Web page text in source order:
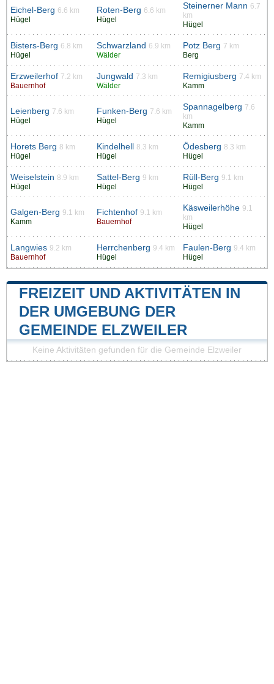
Eichel-Berg 6.6 km
Hügel
Roten-Berg 6.6 km
Hügel
Steinerner Mann 6.7
km
Hügel
Bisters-Berg 6.8 km
Hügel
Schwarzland 6.9 km
Wälder
Potz Berg 7 km
Berg
Erzweilerhof 7.2 km
Bauernhof
Jungwald 7.3 km
Wälder
Remigiusberg 7.4 km
Kamm
Leienberg 7.6 km
Hügel
Funken-Berg 7.6 km
Hügel
Spannagelberg 7.6
km
Kamm
Horets Berg 8 km
Hügel
Kindelhell 8.3 km
Hügel
Ödesberg 8.3 km
Hügel
Weiselstein 8.9 km
Hügel
Sattel-Berg 9 km
Hügel
Rüll-Berg 9.1 km
Hügel
Galgen-Berg 9.1 km
Kamm
Fichtenhof 9.1 km
Bauernhof
Käsweilerhöhe 9.1
km
Hügel
Langwies 9.2 km
Bauernhof
Herrchenberg 9.4 km
Hügel
Faulen-Berg 9.4 km
Hügel
FREIZEIT UND AKTIVITÄTEN IN
DER UMGEBUNG DER
GEMEINDE ELZWEILER
Keine Aktivitäten gefunden für die Gemeinde Elzweiler